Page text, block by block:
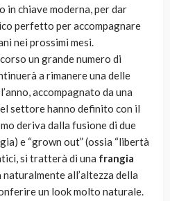
chiave moderna, per dar
perfetto per accompagnare
nei prossimi mesi.
un grande numero di
a rimanere una delle
accompagnato da una
settore hanno definito con il
deriva dalla fusione di due
e “grown out” (ossia “libertà
si tratterà di una frangia
naturalmente all’altezza della
un look molto naturale.